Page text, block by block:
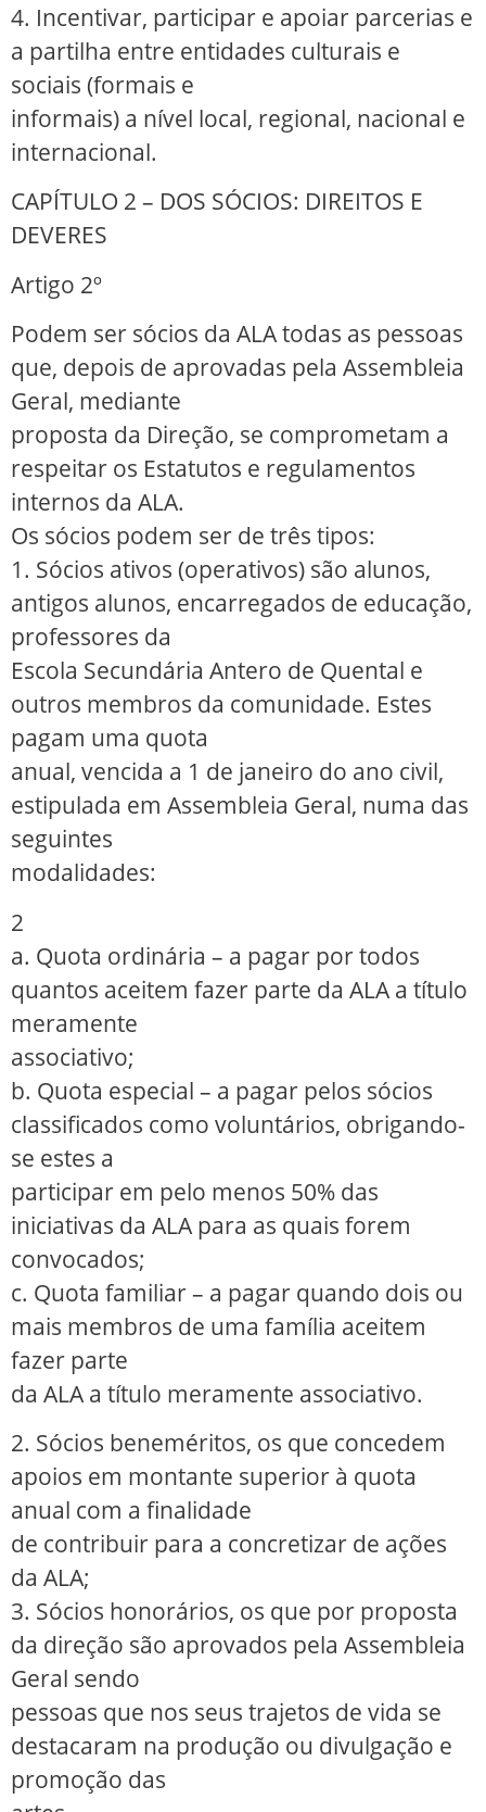
4. Incentivar, participar e apoiar parcerias e
a partilha entre entidades culturais e
sociais (formais e
informais) a nível local, regional, nacional e
internacional.
CAPÍTULO 2 – DOS SÓCIOS: DIREITOS E
DEVERES
Artigo 2º
Podem ser sócios da ALA todas as pessoas
que, depois de aprovadas pela Assembleia
Geral, mediante
proposta da Direção, se comprometam a
respeitar os Estatutos e regulamentos
internos da ALA.
Os sócios podem ser de três tipos:
1. Sócios ativos (operativos) são alunos,
antigos alunos, encarregados de educação,
professores da
Escola Secundária Antero de Quental e
outros membros da comunidade. Estes
pagam uma quota
anual, vencida a 1 de janeiro do ano civil,
estipulada em Assembleia Geral, numa das
seguintes
modalidades:
2
a. Quota ordinária – a pagar por todos
quantos aceitem fazer parte da ALA a título
meramente
associativo;
b. Quota especial – a pagar pelos sócios
classificados como voluntários, obrigando-
se estes a
participar em pelo menos 50% das
iniciativas da ALA para as quais forem
convocados;
c. Quota familiar – a pagar quando dois ou
mais membros de uma família aceitem
fazer parte
da ALA a título meramente associativo.
2. Sócios beneméritos, os que concedem
apoios em montante superior à quota
anual com a finalidade
de contribuir para a concretizar de ações
da ALA;
3. Sócios honorários, os que por proposta
da direção são aprovados pela Assembleia
Geral sendo
pessoas que nos seus trajetos de vida se
destacaram na produção ou divulgação e
promoção das